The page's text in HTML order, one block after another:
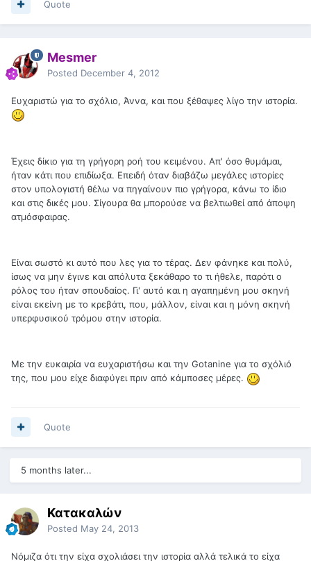
Quote
Mesmer
Posted December 4, 2012
Ευχαριστώ για το σχόλιο, Άννα, και που ξέθαψες λίγο την ιστορία.
Έχεις δίκιο για τη γρήγορη ροή του κειμένου. Απ' όσο θυμάμαι,
ήταν κάτι που επιδίωξα. Επειδή όταν διαβάζω μεγάλες ιστορίες
στον υπολογιστή θέλω να πηγαίνουν πιο γρήγορα, κάνω το ίδιο
και στις δικές μου. Σίγουρα θα μπορούσε να βελτιωθεί από άποψη
ατμόσφαιρας.
Είναι σωστό κι αυτό που λες για το τέρας. Δεν φάνηκε και πολύ,
ίσως να μην έγινε και απόλυτα ξεκάθαρο το τι ήθελε, παρότι ο
ρόλος του ήταν σπουδαίος. Γι' αυτό και η αγαπημένη μου σκηνή
είναι εκείνη με το κρεβάτι, που, μάλλον, είναι και η μόνη σκηνή
υπερφυσικού τρόμου στην ιστορία.
Με την ευκαιρία να ευχαριστήσω και την Gotanine για το σχόλιό
της, που μου είχε διαφύγει πριν από κάμποσες μέρες.
Quote
5 months later...
Κατακαλών
Posted May 24, 2013
Νόμιζα ότι την είχα σχολιάσει την ιστορία αλλά τελικά το είχα